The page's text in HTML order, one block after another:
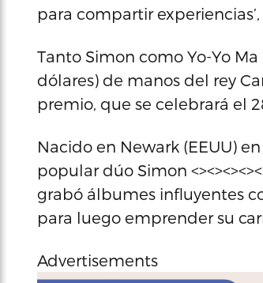
para compartir
Tanto Simon como Yo-Yo
dólares) de manos del rey
premio, que se celebrará el
Nacido en Newark (EEUU)
popular dúo Simon
grabó álbumes influyentes
para luego emprender su
Advertisements